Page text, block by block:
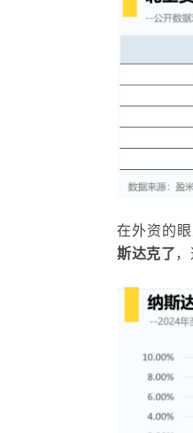
在外资的
斯达克了 ，